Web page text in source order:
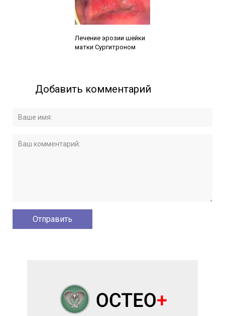
Лечение эрозии шейки
матки Сургитроном
Добавить комментарий